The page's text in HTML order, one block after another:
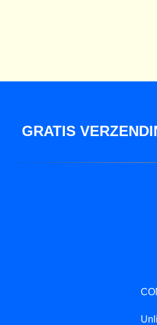
GRATIS